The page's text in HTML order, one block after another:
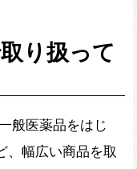
り扱って
般医薬品をはじ
、幅広い商品を取